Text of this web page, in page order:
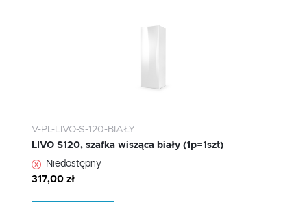
V-PL-LIVO-S-120-BIAŁY
LIVO S120, szafka wisząca biały (1p=1szt)
Niedostępny
317,00 zł